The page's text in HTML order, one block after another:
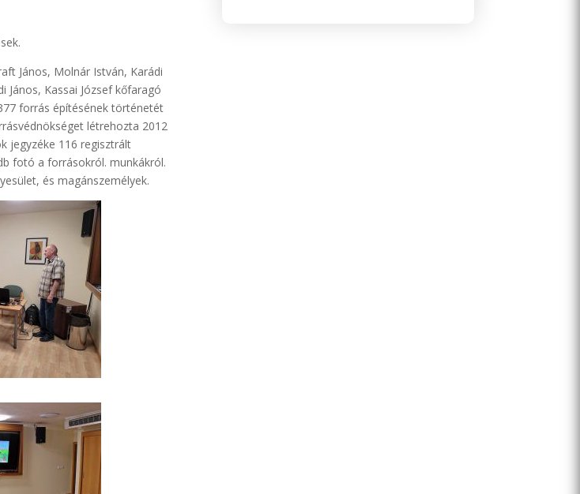
János, Molnár István, Karádi
János, Kassai József kőfaragó
forrás építésének történetét
létrehozta 2012
jegyzéke 116 regisztrált
fotó a forrásokról. munkákról.
és magánszemélyek.